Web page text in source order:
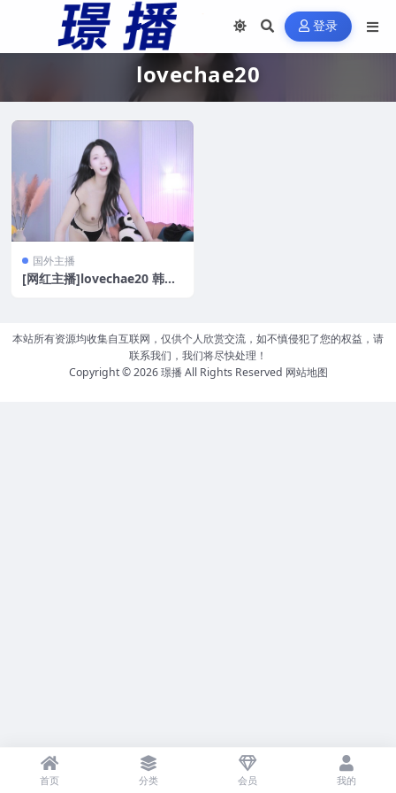
登录
lovechae20
国外主播
[网红主播]lovechae20 韩国
本站所有资源均收集自互联网，仅供个人欣赏交流，如不慎侵犯了您的权益，请
联系我们，我们将尽快处理！
Copyright © 2026璟播All Rights Reserved 网站地图
首页 分类 会员 我的